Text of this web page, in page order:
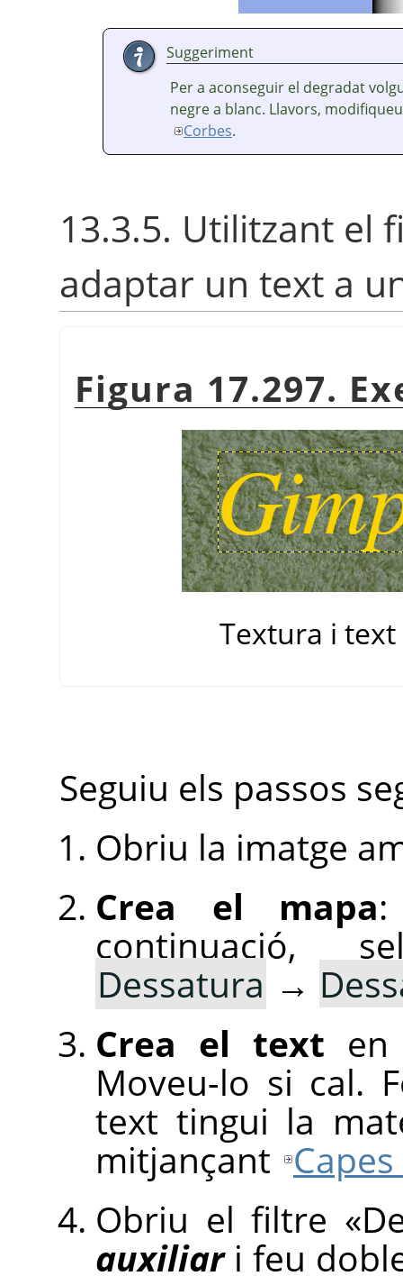
Suggeriment
Per a aconseguir el degradat
negre a blanc. Llavors,
Corbes.
13.3.5. Utilitzant el
adaptar un text a
Figura 17.297.
Textura i text
Seguiu els passos
Obriu la imatge
Crea el mapa
continuació,
Dessatura →
Crea el text
Moveu-lo si cal.
text tingui la
mitjançant
Obriu el filtre «
auxiliari feu